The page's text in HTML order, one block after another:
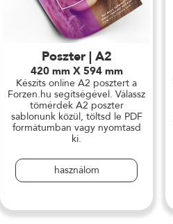
Poszter | A2
420 mm X 594 mm
Készíts online A2 posztert a
Forzen.hu segítségével. Válassz
tömérdek A2 poszter
sablonunk közül, töltsd le PDF
formátumban vagy nyomtasd
ki.
használom